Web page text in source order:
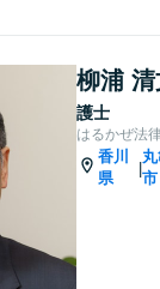
柳浦 清
護士
はるかぜ法
香川
県
|
市